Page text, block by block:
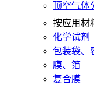
顶空气体
按应用材
化学试剂
包装袋、
膜、箔
复合膜